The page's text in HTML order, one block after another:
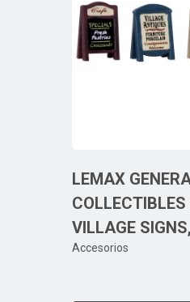
LEMAX
VILLAGE
Accesorios